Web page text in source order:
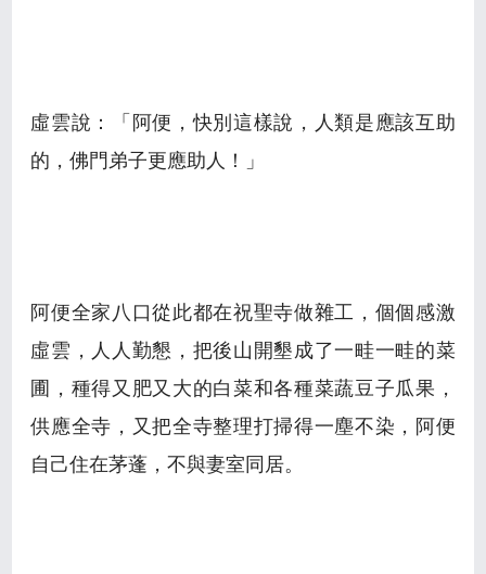
虛雲說：「阿便，快別這樣說，人類是應該互助
的，佛門弟子更應助人！」
阿便全家八口從此都在祝聖寺做雜工，個個感激
虛雲，人人勤懇，把後山開墾成了一畦一畦的菜
圃，種得又肥又大的白菜和各種菜蔬豆子瓜果，
供應全寺，又把全寺整理打掃得一塵不染，阿便
自己住在茅蓬，不與妻室同居。